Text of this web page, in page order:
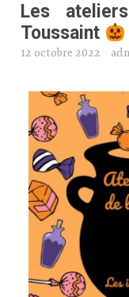
Les
Toussaint
12 octobre 2022